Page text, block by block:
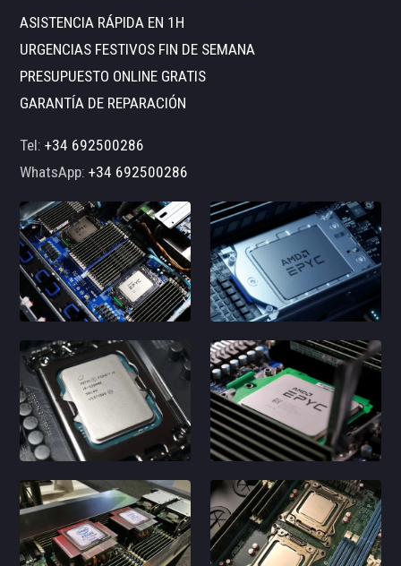
ASISTENCIA RÁPIDA EN 1H
URGENCIAS FESTIVOS FIN DE SEMANA
PRESUPUESTO ONLINE GRATIS
GARANTÍA DE REPARACIÓN
Tel:+34 692500286
WhatsApp:+34 692500286